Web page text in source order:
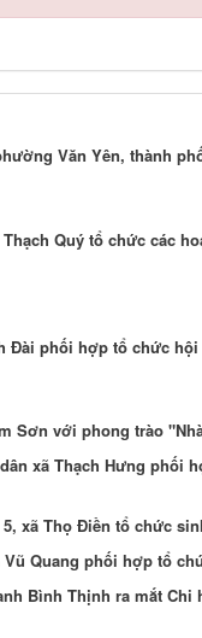
Văn Yên, thành
Quý tổ chức các
Đài phối hợp tổ chức
Sơn với phong trào
xã Thạch Hưng phối
xã Thọ Điền tổ chức
Quang phối hợp tổ
Bình Thịnh ra mắt Chi